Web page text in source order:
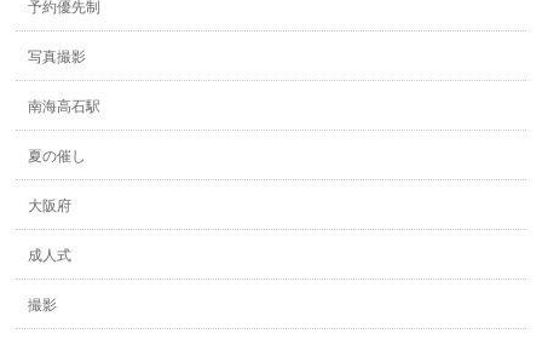
予約優先制
写真撮影
南海高石駅
夏の催し
大阪府
成人式
撮影